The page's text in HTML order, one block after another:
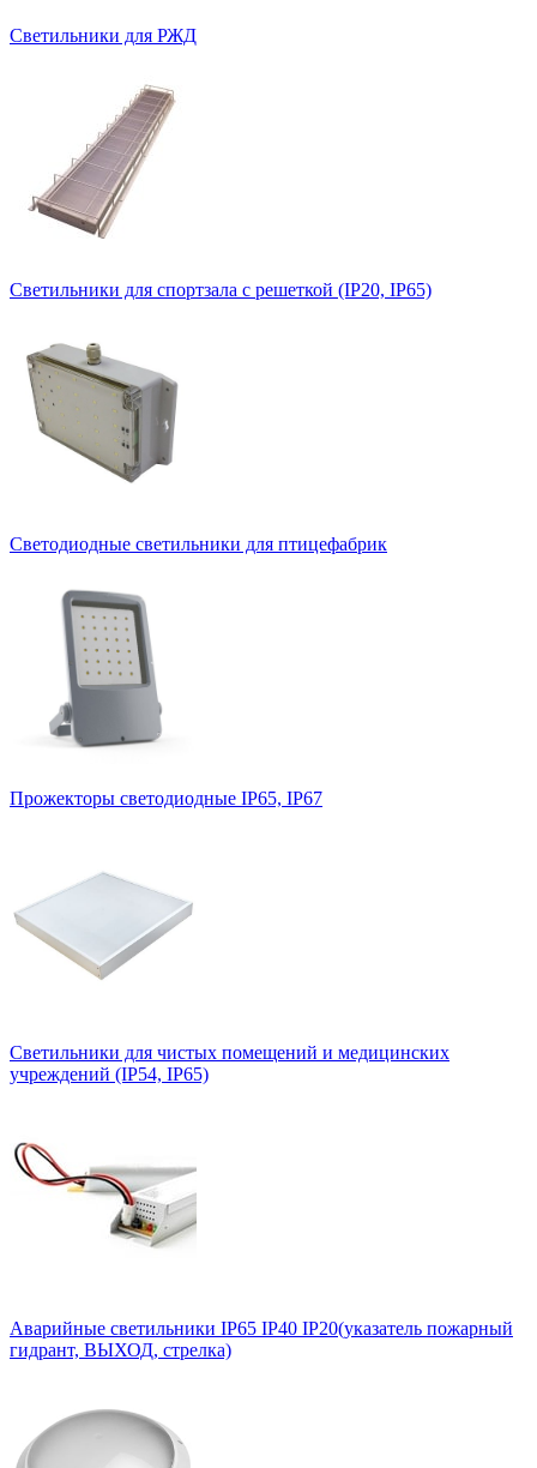
Светильники для РЖД
Светильники для спортзала с решеткой (IP20, IP65)
Светодиодные светильники для птицефабрик
Прожекторы светодиодные IP65, IP67
Светильники для чистых помещений и медицинских
учреждений (IP54, IP65)
Аварийные светильники IP65 IP40 IP20(указатель пожарный
гидрант, ВЫХОД, стрелка)